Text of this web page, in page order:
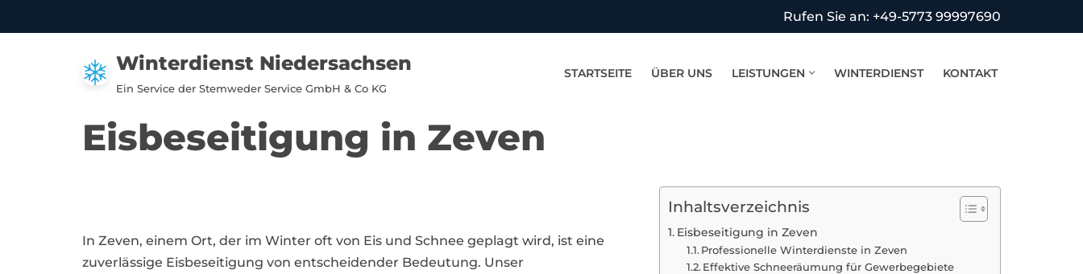
Rufen Sie an: +49-5773 99997690
Winterdienst Niedersachsen
Ein Service der Stemweder Service GmbH & Co KG
STARTSEITE ÜBER UNS LEISTUNGEN WINTERDIENST KONTAKT
Eisbeseitigung in Zeven
Inhaltsverzeichnis
Eisbeseitigung in Zeven
Professionelle Winterdienste in Zeven
Effektive Schneeräumung für Gewerbegebiete
In Zeven, einem Ort, der im Winter oft von Eis und Schnee geplagt wird, ist eine
zuverlässige Eisbeseitigung von entscheidender Bedeutung. Unser